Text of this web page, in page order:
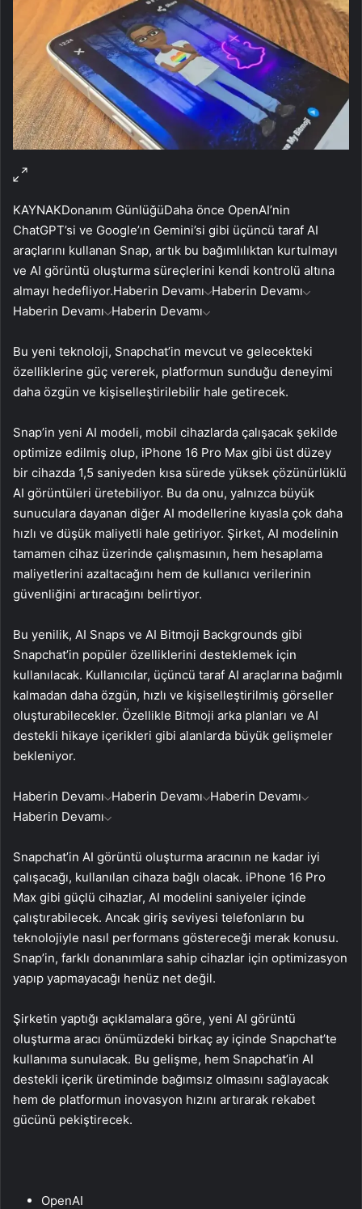
KAYNAKDonanım GünlüğüDaha önce OpenAI’nin
ChatGPT’si ve Google’ın Gemini’si gibi üçüncü taraf AI
araçlarını kullanan Snap, artık bu bağımlılıktan kurtulmayı
ve AI görüntü oluşturma süreçlerini kendi kontrolü altına
almayı hedefliyor.Haberin Devamı Haberin Devamı
Haberin Devamı Haberin Devamı
Bu yeni teknoloji, Snapchat’in mevcut ve gelecekteki
özelliklerine güç vererek, platformun sunduğu deneyimi
daha özgün ve kişiselleştirilebilir hale getirecek.
Snap’in yeni AI modeli, mobil cihazlarda çalışacak şekilde
optimize edilmiş olup, iPhone 16 Pro Max gibi üst düzey
bir cihazda 1,5 saniyeden kısa sürede yüksek çözünürlüklü
AI görüntüleri üretebiliyor. Bu da onu, yalnızca büyük
sunuculara dayanan diğer AI modellerine kıyasla çok daha
hızlı ve düşük maliyetli hale getiriyor. Şirket, AI modelinin
tamamen cihaz üzerinde çalışmasının, hem hesaplama
maliyetlerini azaltacağını hem de kullanıcı verilerinin
güvenliğini artıracağını belirtiyor.
Bu yenilik, AI Snaps ve AI Bitmoji Backgrounds gibi
Snapchat’in popüler özelliklerini desteklemek için
kullanılacak. Kullanıcılar, üçüncü taraf AI araçlarına bağımlı
kalmadan daha özgün, hızlı ve kişiselleştirilmiş görseller
oluşturabilecekler. Özellikle Bitmoji arka planları ve AI
destekli hikaye içerikleri gibi alanlarda büyük gelişmeler
bekleniyor.
Haberin Devamı Haberin Devamı Haberin Devamı
Haberin Devamı
Snapchat’in AI görüntü oluşturma aracının ne kadar iyi
çalışacağı, kullanılan cihaza bağlı olacak. iPhone 16 Pro
Max gibi güçlü cihazlar, AI modelini saniyeler içinde
çalıştırabilecek. Ancak giriş seviyesi telefonların bu
teknolojiyle nasıl performans göstereceği merak konusu.
Snap’in, farklı donanımlara sahip cihazlar için optimizasyon
yapıp yapmayacağı henüz net değil.
Şirketin yaptığı açıklamalara göre, yeni AI görüntü
oluşturma aracı önümüzdeki birkaç ay içinde Snapchat’te
kullanıma sunulacak. Bu gelişme, hem Snapchat’in AI
destekli içerik üretiminde bağımsız olmasını sağlayacak
hem de platformun inovasyon hızını artırarak rekabet
gücünü pekiştirecek.
OpenAI